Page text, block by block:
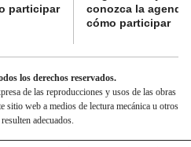
participar
conozca la
cómo participar
los derechos reservados.
de las reproducciones y usos de las obras
sitio web a medios de lectura mecánica u otros
adecuados.